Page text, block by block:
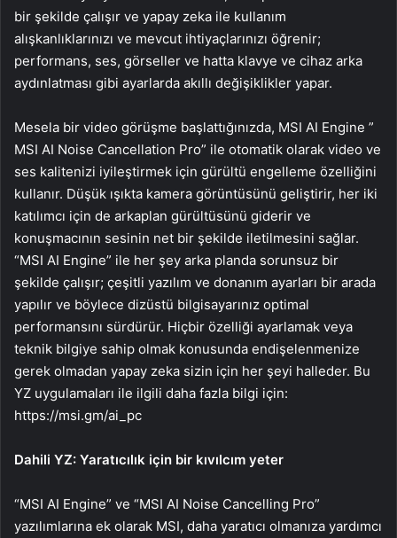
bir şekilde çalışır ve yapay zeka ile kullanım
alışkanlıklarınızı ve mevcut ihtiyaçlarınızı öğrenir;
performans, ses, görseller ve hatta klavye ve cihaz arka
aydınlatması gibi ayarlarda akıllı değişiklikler yapar.
Mesela bir video görüşme başlattığınızda, MSI AI Engine ”
MSI AI Noise Cancellation Pro” ile otomatik olarak video ve
ses kalitenizi iyileştirmek için gürültü engelleme özelliğini
kullanır. Düşük ışıkta kamera görüntüsünü geliştirir, her iki
katılımcı için de arkaplan gürültüsünü giderir ve
konuşmacının sesinin net bir şekilde iletilmesini sağlar.
“MSI AI Engine” ile her şey arka planda sorunsuz bir
şekilde çalışır; çeşitli yazılım ve donanım ayarları bir arada
yapılır ve böylece dizüstü bilgisayarınız optimal
performansını sürdürür. Hiçbir özelliği ayarlamak veya
teknik bilgiye sahip olmak konusunda endişelenmenize
gerek olmadan yapay zeka sizin için her şeyi halleder. Bu
YZ uygulamaları ile ilgili daha fazla bilgi için:
https://msi.gm/ai_pc
Dahili YZ: Yaratıcılık için bir kıvılcım yeter
“MSI AI Engine” ve “MSI AI Noise Cancelling Pro”
yazılımlarına ek olarak MSI, daha yaratıcı olmanıza yardımcı